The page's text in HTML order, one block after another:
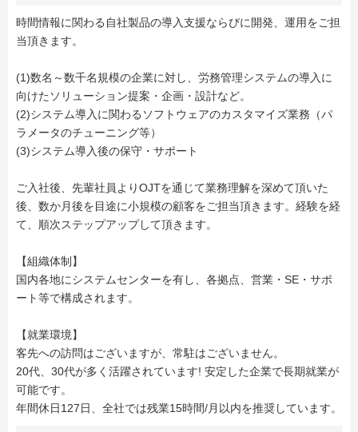
時間情報に関わる自社製品の導入支援ならびに開発、運用をご担
当頂きます。
(1)数名～数千名規模の企業に対し、労務管理システムの導入に
向けたソリューション提案・企画・設計など。
(2)システム導入に関わるソフトウェアのカスタマイズ業務（パ
ラメータのチューニング等）
(3)システム導入後の保守・サポート
ご入社後、先輩社員よりOJTを通じて業務理解を深めて頂いた
後、数か月後を目途に小規模の顧客をご担当頂きます。経験を経
て、順次ステップアップして頂きます。
【組織体制】
国内各地にシステムセンターを有し、各拠点、営業・SE・サポ
ート等で構成されます。
【就業環境】
客先への訪問はございますが、常駐はございません。
20代、30代が多く活躍されています! 安定した企業で長期就業が
可能です。
年間休日127日、全社では残業15時間/月以内を推奨しています。